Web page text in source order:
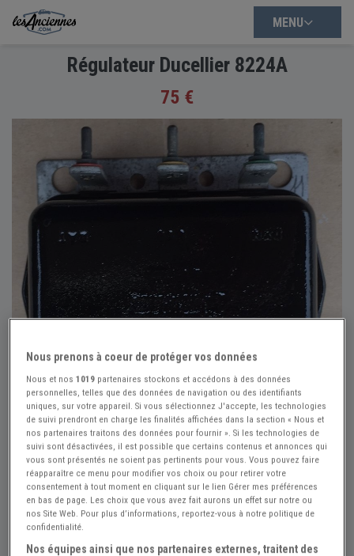
MENU
Régulateur Ducellier 8224A
75 €
Réf : A481142 Actualisée le : 25/07/2026
Régulateur Ducellier 8224A
Nous prenons à coeur de protéger vos données
Nous et nos1019 partenaires stockons et accédons à des données
personnelles, telles que des données de navigation ou des identifiants
uniques, sur votre appareil. Si vous sélectionnez J'accepte, les technologies
de suivi prendront en charge les finalités affichées dans la section « Nous et
nos partenaires traitons des données pour fournir ». Si les technologies de
suivi sont désactivées, il est possible que certains contenus et annonces qui
vous sont présentés ne soient pas pertinents pour vous. Vous pouvez faire
réapparaître ce menu pour modifier vos choix ou pour retirer votre
consentement à tout moment en cliquant sur le lien Gérer mes préférences
en bas de page. Les choix que vous avez fait aurons un effet sur notre ou
nos Site Web. Pour plus d’informations, reportez-vous à notre politique de
confidentialité.
Nos équipes ainsi que nos partenaires externes, traitent des